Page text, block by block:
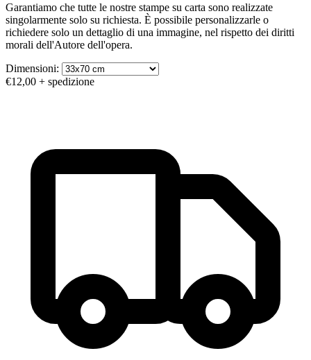
Garantiamo che tutte le nostre stampe su carta sono realizzate
singolarmente solo su richiesta. È possibile personalizzarle o
richiedere solo un dettaglio di una immagine, nel rispetto dei diritti
morali dell'Autore dell'opera.
Dimensioni:
€12,00 + spedizione